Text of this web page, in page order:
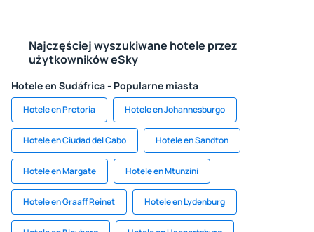
Najczęściej wyszukiwane hotele przez
użytkowników eSky
Hotele en Sudáfrica - Popularne miasta
Hotele en Pretoria Hotele en Johannesburgo
Hotele en Ciudad del Cabo Hotele en Sandton
Hotele en Margate Hotele en Mtunzini
Hotele en Graaff Reinet Hotele en Lydenburg